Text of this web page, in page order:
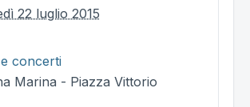
22 luglio 2015
concerti
Marina - Piazza Vittorio